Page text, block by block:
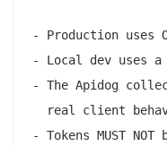
- Production uses
- Local dev uses
- The Apidog
real client